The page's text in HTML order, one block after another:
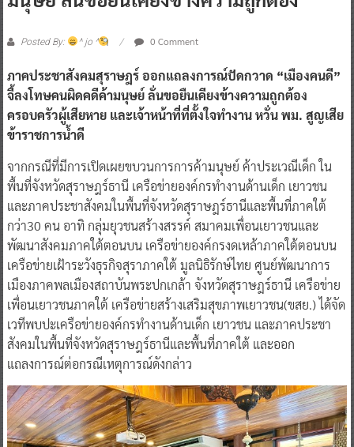
Posted By: ^ jo ^ 0 Comment
ภาคประชาสังคมสุราษฎร์ ออกแถลงการณ์ปัดกวาด “เมืองคนดี”
จี้ลงโทษคนผิดคดีค้ามนุษย์ ลั่นขอยืนเคียงข้างความถูกต้อง
ครอบครัวผู้เสียหาย และเจ้าหน้าที่ที่ตั้งใจทำงาน หวั่น พม. สูญเสีย
ข้าราชการน้ำดี
จากกรณีที่มีการเปิดเผยขบวนการการค้ามนุษย์ ค้าประเวณีเด็ก ใน
พื้นที่จังหวัดสุราษฎร์ธานี เครือข่ายองค์กรทำงานด้านเด็ก เยาวชน
และภาคประชาสังคมในพื้นที่จังหวัดสุราษฎร์ธานีและพื้นที่ภาคใต้
กว่า30 คน อาทิ กลุ่มยุวชนสร้างสรรค์ สมาคมเพื่อนเยาวชนและ
พัฒนาสังคมภาคใต้ตอนบน เครือข่ายองค์กรงดเหล้าภาคใต้ตอนบน
เครือข่ายเฝ้าระวังธุรกิจสุราภาคใต้ มูลนิธิรักษ์ไทย ศูนย์พัฒนาการ
เมืองภาคพลเมืองสถาบันพระปกเกล้า จังหวัดสุราษฎร์ธานี เครือข่าย
เพื่อนเยาวชนภาคใต้ เครือข่ายสร้างเสริมสุขภาพเยาวชน(ขสย.) ได้จัด
เวทีพบปะเครือข่ายองค์กรทำงานด้านเด็ก เยาวชน และภาคประชา
สังคมในพื้นที่จังหวัดสุราษฎร์ธานีและพื้นที่ภาคใต้ และออก
แถลงการณ์ต่อกรณีเหตุการณ์ดังกล่าว